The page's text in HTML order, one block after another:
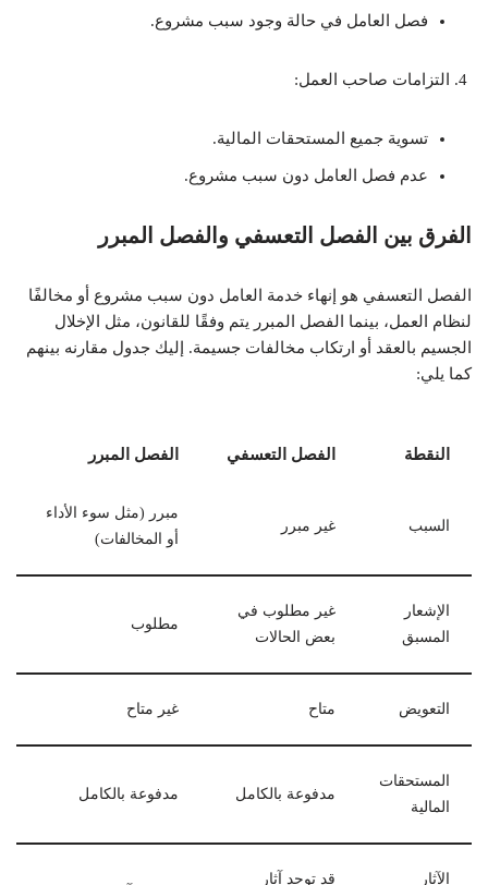
فصل العامل في حالة وجود سبب مشروع.
التزامات صاحب العمل:
تسوية جميع المستحقات المالية.
عدم فصل العامل دون سبب مشروع.
الفرق بين الفصل التعسفي والفصل المبرر
الفصل التعسفي هو إنهاء خدمة العامل دون سبب مشروع أو مخالفًا
لنظام العمل، بينما الفصل المبرر يتم وفقًا للقانون، مثل الإخلال
الجسيم بالعقد أو ارتكاب مخالفات جسيمة. إليك جدول مقارنه بينهم
كما يلي:
النقطة الفصل التعسفي الفصل المبرر
السبب غير مبرر
مبرر (مثل سوء الأداء
أو المخالفات)
الإشعار
المسبق
غير مطلوب في
بعض الحالات
مطلوب
التعويض متاح غير متاح
المستحقات
المالية
مدفوعة بالكامل مدفوعة بالكامل
الآثار
قد توجد آثار